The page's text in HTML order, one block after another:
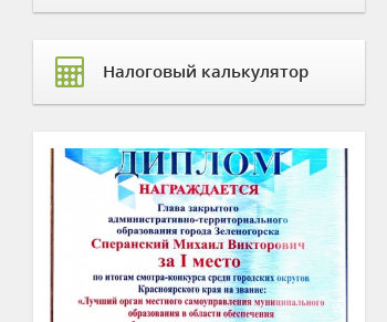
Налоговый калькулятор